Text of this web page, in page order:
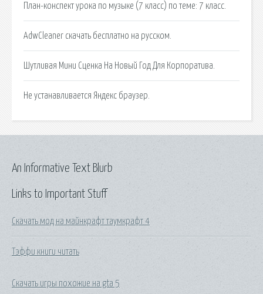
План-конспект урока по музыке (7 класс) по теме: 7 класс.
AdwCleaner скачать бесплатно на русском.
Шутливая Мини Сценка На Новый Год Для Корпоратива.
Не устанавливается Яндекс браузер.
Links to Important Stuff
Скачать мод на майнкрафт таумкрафт 4
Тэффи книги читать
Скачать игры похожие на gta 5
An Informative Text Blurb